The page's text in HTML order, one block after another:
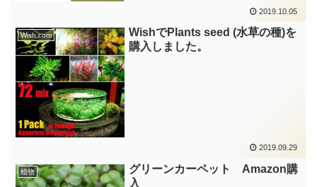
2019.10.05
Wish.com
WishでPlants seed (水草の種)を
購入しました。
2019.09.29
植物
グリーンカーペット Amazon購
入